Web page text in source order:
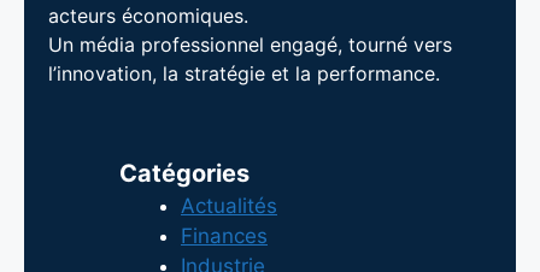
acteurs économiques.
Un média professionnel engagé, tourné vers
l’innovation, la stratégie et la performance.
Catégories
Actualités
Finances
Industrie